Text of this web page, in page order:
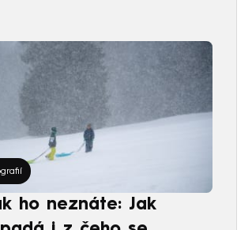
ho neznáte: Jak